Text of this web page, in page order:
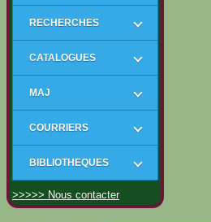
RECHERCHES
CATALOGUES
MAJ
COURRIERS
BIBLIOTHEQUES
>>>>> Nous contacter